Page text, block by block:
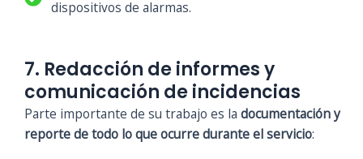
dispositivos de alarmas.
7. Redacción de informes y
comunicación de incidencias
Parte importante de su trabajo es la documentación y
reporte de todo lo que ocurre durante el servicio: